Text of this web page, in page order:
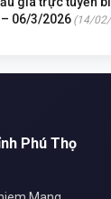
06/3/2026 (14/
Phú Thọ